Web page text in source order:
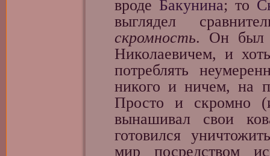
вроде Бакунина; то
выглядел
скромность. Он был
Николаевичем, и
потреблять
никого и ничем, на
Просто и скромно
вынашивал свои
готовился
мир посредством